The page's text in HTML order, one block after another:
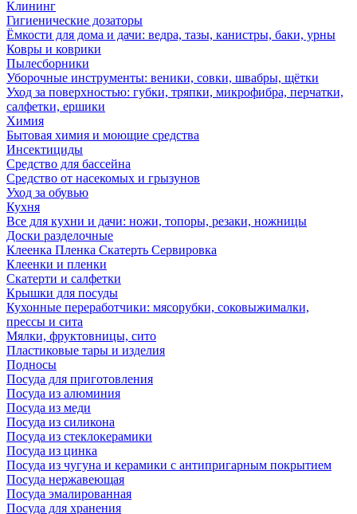
Клининг
Гигиенические дозаторы
Ёмкости для дома и дачи: ведра, тазы, канистры, баки, урны
Ковры и коврики
Пылесборники
Уборочные инструменты: веники, совки, швабры, щётки
Уход за поверхностью: губки, тряпки, микрофибра, перчатки,
салфетки, ершики
Химия
Бытовая химия и моющие средства
Инсектициды
Средство для бассейна
Средство от насекомых и грызунов
Уход за обувью
Кухня
Все для кухни и дачи: ножи, топоры, резаки, ножницы
Доски разделочные
Клеенка Пленка Скатерть Сервировка
Клеенки и пленки
Скатерти и салфетки
Крышки для посуды
Кухонные переработчики: мясорубки, соковыжималки,
прессы и сита
Мялки, фруктовницы, сито
Пластиковые тары и изделия
Подносы
Посуда для приготовления
Посуда из алюминия
Посуда из меди
Посуда из силикона
Посуда из стеклокерамики
Посуда из цинка
Посуда из чугуна и керамики с антипригарным покрытием
Посуда нержавеющая
Посуда эмалированная
Посуда для хранения